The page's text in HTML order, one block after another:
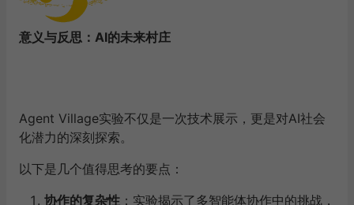
意义与反思：AI的未来村庄
Agent Village实验不仅是一次技术展示，更是对AI社会
化潜力的深刻探索。
以下是几个值得思考的要点：
协作的复杂性 ：实验揭示了多智能体协作中的挑战，